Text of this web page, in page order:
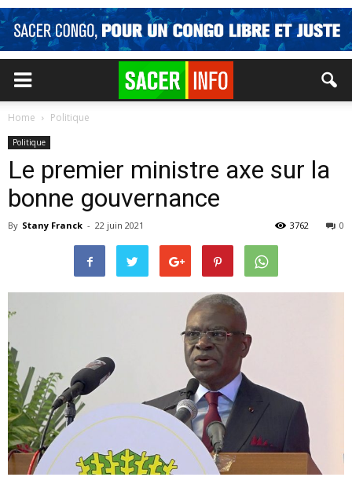
Home Politique
Politique
Le premier ministre axe sur la
bonne gouvernance
By Stany Franck - 22 juin 2021 0
3762